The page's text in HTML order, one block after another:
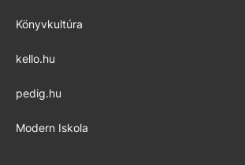
Könyvkultúra
kello.hu
pedig.hu
Modern Iskola